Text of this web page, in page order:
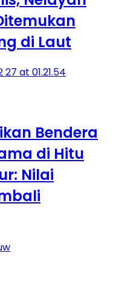
di Laut
Bendera
di Hitu
Nilai